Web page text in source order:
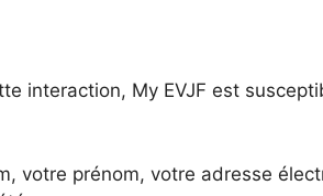
interaction, My EVJF est
votre prénom, votre adresse